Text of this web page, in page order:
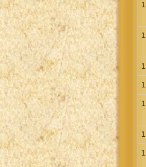
1
1
1
1
1
1
1